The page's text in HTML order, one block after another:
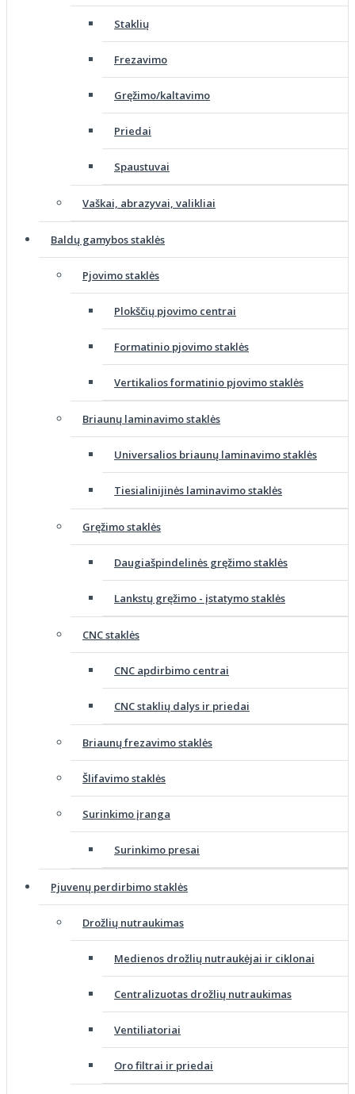
Staklių
Frezavimo
Gręžimo/kaltavimo
Priedai
Spaustuvai
Vaškai, abrazyvai, valikliai
Baldų gamybos staklės
Pjovimo staklės
Plokščių pjovimo centrai
Formatinio pjovimo staklės
Vertikalios formatinio pjovimo staklės
Briaunų laminavimo staklės
Universalios briaunų laminavimo staklės
Tiesialinijinės laminavimo staklės
Gręžimo staklės
Daugiašpindelinės gręžimo staklės
Lankstų gręžimo - įstatymo staklės
CNC staklės
CNC apdirbimo centrai
CNC staklių dalys ir priedai
Briaunų frezavimo staklės
Šlifavimo staklės
Surinkimo įranga
Surinkimo presai
Pjuvenų perdirbimo staklės
Drožlių nutraukimas
Medienos drožlių nutraukėjai ir ciklonai
Centralizuotas drožlių nutraukimas
Ventiliatoriai
Oro filtrai ir priedai